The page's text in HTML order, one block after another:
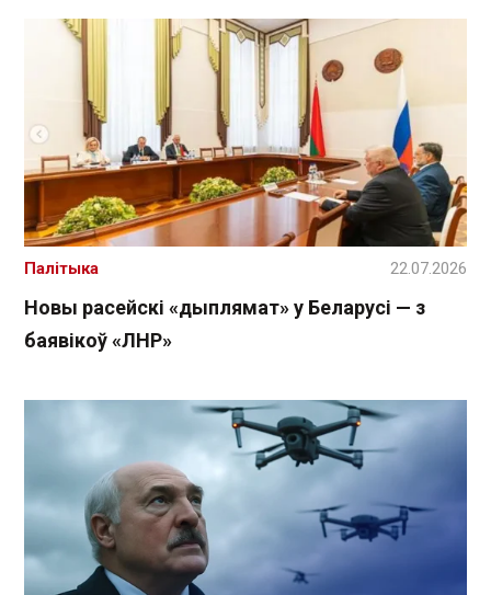
Новы расейскі «дыплямат» у Беларусі — з
баявікоў «ЛНР»
Палітыка 22.07.2026